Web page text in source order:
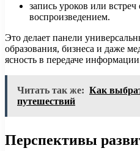
запись уроков или
воспроизведением.
Это делает панели
образования, бизнеса и даже
ясность в передаче
Читать так же: Как
путешествий
Перспективы